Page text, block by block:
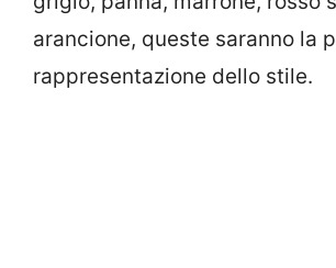
arancione, queste saranno la
rappresentazione dello stile.